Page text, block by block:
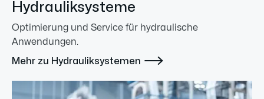
Hydrauliksysteme
Optimierung und Service für hydraulische
Anwendungen.
Mehr zu Hydrauliksystemen 